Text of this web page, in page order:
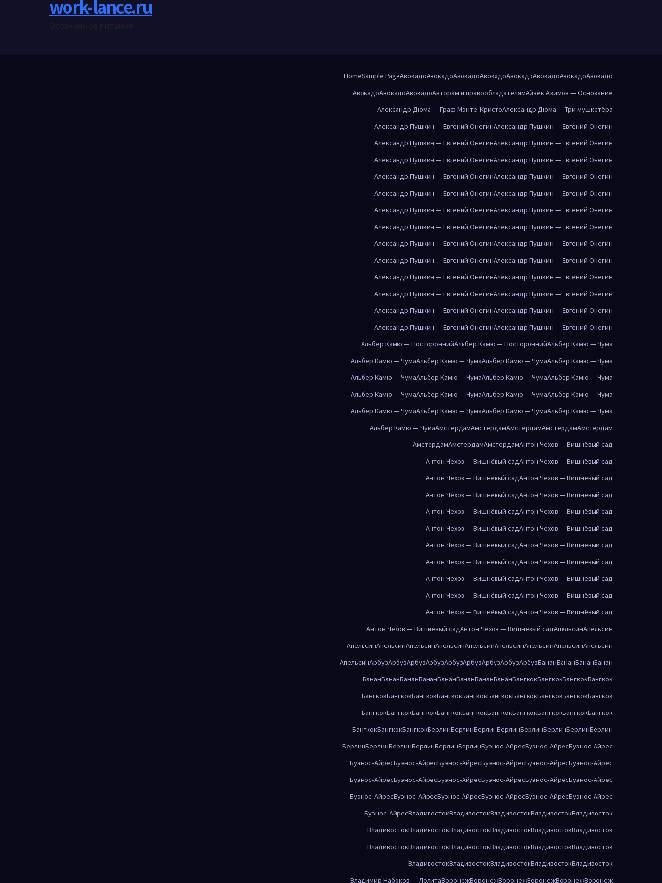
work-lance.ru
HomeSample PageАвокадоАвокадоАвокадоАвокадоАвокадоАвокадоАвокадоАвокадо
АвокадоАвокадоАвокадоАвторам и правообладателямАйзек Азимов — Основание
Александр Дюма — Граф Монте-КристоАлександр Дюма — Три мушкетёра
Александр Пушкин — Евгений ОнегинАлександр Пушкин — Евгений Онегин
Александр Пушкин — Евгений ОнегинАлександр Пушкин — Евгений Онегин
Александр Пушкин — Евгений ОнегинАлександр Пушкин — Евгений Онегин
Александр Пушкин — Евгений ОнегинАлександр Пушкин — Евгений Онегин
Александр Пушкин — Евгений ОнегинАлександр Пушкин — Евгений Онегин
Александр Пушкин — Евгений ОнегинАлександр Пушкин — Евгений Онегин
Александр Пушкин — Евгений ОнегинАлександр Пушкин — Евгений Онегин
Александр Пушкин — Евгений ОнегинАлександр Пушкин — Евгений Онегин
Александр Пушкин — Евгений ОнегинАлександр Пушкин — Евгений Онегин
Александр Пушкин — Евгений ОнегинАлександр Пушкин — Евгений Онегин
Александр Пушкин — Евгений ОнегинАлександр Пушкин — Евгений Онегин
Александр Пушкин — Евгений ОнегинАлександр Пушкин — Евгений Онегин
Александр Пушкин — Евгений ОнегинАлександр Пушкин — Евгений Онегин
Альбер Камю — ПостороннийАльбер Камю — ПостороннийАльбер Камю — Чума
Альбер Камю — ЧумаАльбер Камю — ЧумаАльбер Камю — ЧумаАльбер Камю — Чума
Альбер Камю — ЧумаАльбер Камю — ЧумаАльбер Камю — ЧумаАльбер Камю — Чума
Альбер Камю — ЧумаАльбер Камю — ЧумаАльбер Камю — ЧумаАльбер Камю — Чума
Альбер Камю — ЧумаАльбер Камю — ЧумаАльбер Камю — ЧумаАльбер Камю — Чума
Альбер Камю — ЧумаАмстердамАмстердамАмстердамАмстердамАмстердам
АмстердамАмстердамАмстердамАнтон Чехов — Вишнёвый сад
Антон Чехов — Вишнёвый садАнтон Чехов — Вишнёвый сад
Антон Чехов — Вишнёвый садАнтон Чехов — Вишнёвый сад
Антон Чехов — Вишнёвый садАнтон Чехов — Вишнёвый сад
Антон Чехов — Вишнёвый садАнтон Чехов — Вишнёвый сад
Антон Чехов — Вишнёвый садАнтон Чехов — Вишнёвый сад
Антон Чехов — Вишнёвый садАнтон Чехов — Вишнёвый сад
Антон Чехов — Вишнёвый садАнтон Чехов — Вишнёвый сад
Антон Чехов — Вишнёвый садАнтон Чехов — Вишнёвый сад
Антон Чехов — Вишнёвый садАнтон Чехов — Вишнёвый сад
Антон Чехов — Вишнёвый садАнтон Чехов — Вишнёвый сад
Антон Чехов — Вишнёвый садАнтон Чехов — Вишнёвый садАпельсинАпельсин
АпельсинАпельсинАпельсинАпельсинАпельсинАпельсинАпельсинАпельсинАпельсин
АпельсинАрбузАрбузАрбузАрбузАрбузАрбузАрбузАрбузАрбузБананБананБананБанан
БананБананБананБананБананБананБананБананБангкокБангкокБангкокБангкок
БангкокБангкокБангкокБангкокБангкокБангкокБангкокБангкокБангкокБангкок
БангкокБангкокБангкокБангкокБангкокБангкокБангкокБангкокБангкокБангкок
БангкокБангкокБангкокБерлинБерлинБерлинБерлинБерлинБерлинБерлинБерлин
БерлинБерлинБерлинБерлинБерлинБерлинБуэнос-АйресБуэнос-АйресБуэнос-Айрес
Буэнос-АйресБуэнос-АйресБуэнос-АйресБуэнос-АйресБуэнос-АйресБуэнос-Айрес
Буэнос-АйресБуэнос-АйресБуэнос-АйресБуэнос-АйресБуэнос-АйресБуэнос-Айрес
Буэнос-АйресБуэнос-АйресБуэнос-АйресБуэнос-АйресБуэнос-АйресБуэнос-Айрес
Буэнос-АйресВладивостокВладивостокВладивостокВладивостокВладивосток
ВладивостокВладивостокВладивостокВладивостокВладивостокВладивосток
ВладивостокВладивостокВладивостокВладивостокВладивостокВладивосток
ВладивостокВладивостокВладивостокВладивостокВладивосток
Владимир Набоков — ЛолитаВоронежВоронежВоронежВоронежВоронежВоронеж